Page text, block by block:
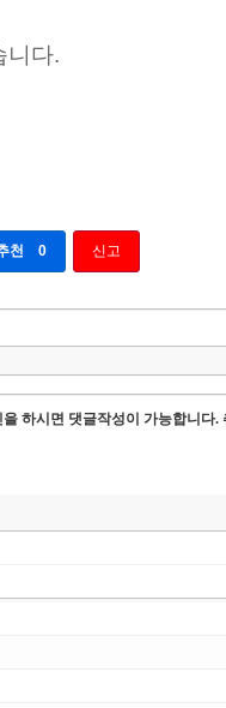
니다.
천 0 신고
을 하시면 댓글작성이 가능합니다